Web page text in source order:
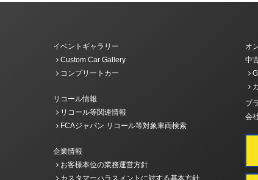
イベントギャラリー
Custom Car Gallery
コンプリートカー
リコール情報
リコール等関連情報
FCAジャパン リコール等対象車両検索
企業情報
お客様本位の業務運営方針
カスタマーハラスメントに対する基本方針
オ
中
プ
会